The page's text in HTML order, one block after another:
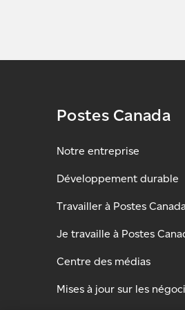
Postes Canada
Notre entreprise
Développement durable
Travailler à Postes
Je travaille à Postes
Centre des médias
Mises à jour sur les